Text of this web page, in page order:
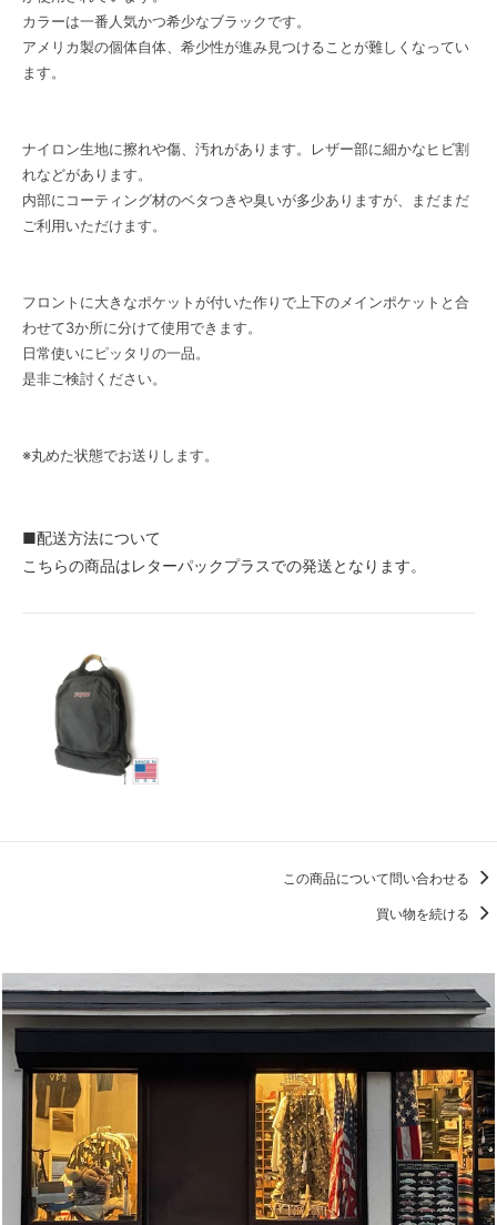
カラーは一番人気かつ希少なブラックです。
アメリカ製の個体自体、希少性が進み見つけることが難しくなってい
ます。
ナイロン生地に擦れや傷、汚れがあります。レザー部に細かなヒビ割
れなどがあります。
内部にコーティング材のベタつきや臭いが多少ありますが、まだまだ
ご利用いただけます。
フロントに大きなポケットが付いた作りで上下のメインポケットと合
わせて3か所に分けて使用できます。
日常使いにピッタリの一品。
是非ご検討ください。
※丸めた状態でお送りします。
■配送方法について
こちらの商品はレターパックプラスでの発送となります。
この商品について問い合わせる
買い物を続ける